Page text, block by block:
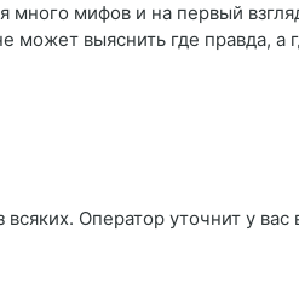
мифов и на первый
может выяснить где правда,
Оператор уточнит у